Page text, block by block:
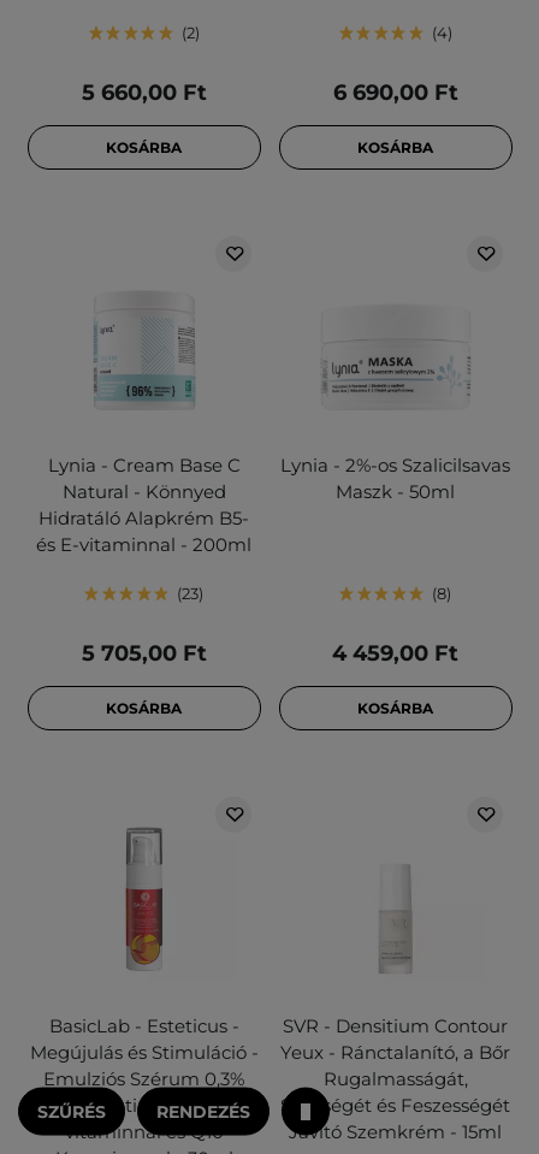
2
5 660,00 Ft
KOSÁRBA
4
6 690,00 Ft
KOSÁRBA
Lynia - Cream Base C
Natural - Könnyed
Hidratáló Alapkrém B5-
és E-vitaminnal - 200ml
23
5 705,00 Ft
KOSÁRBA
Lynia - 2%-os Szalicilsavas
Maszk - 50ml
8
4 459,00 Ft
KOSÁRBA
BasicLab - Esteticus -
Megújulás és Stimuláció -
Emulziós Szérum 0,3%
Tiszta Retinollal, 3% C-
vitaminnal és Q10
SVR - Densitium Contour
Yeux - Ránctalanító, a Bőr
Rugalmasságát,
Sűrűségét és Feszességét
Javító Szemkrém - 15ml
SZŰRÉS RENDEZÉS